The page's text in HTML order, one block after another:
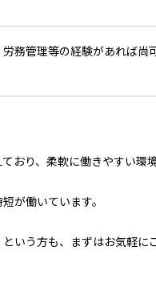
務管理等の経験があれば尚
おり、柔軟に働きやすい環
が働いています。
いう方も、まずはお気軽に